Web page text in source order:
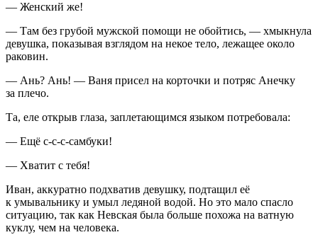
— Женский же!
— Там без грубой мужской помощи не обойтись, — хмыкнула
девушка, показывая взглядом на некое тело, лежащее около
раковин.
— Ань? Ань! — Ваня присел на корточки и потряс Анечку
за плечо.
Та, еле открыв глаза, заплетающимся языком потребовала:
— Ещё с-с-с-самбуки!
— Хватит с тебя!
Иван, аккуратно подхватив девушку, подтащил её
к умывальнику и умыл ледяной водой. Но это мало спасло
ситуацию, так как Невская была больше похожа на ватную
куклу, чем на человека.